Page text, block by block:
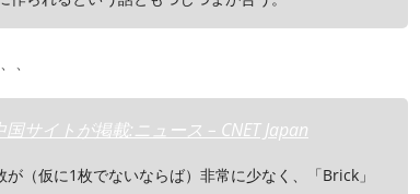
、
サイトが掲載:ニュース – CNET Japan
（仮に1枚でないならば）非常に少なく、「Brick」